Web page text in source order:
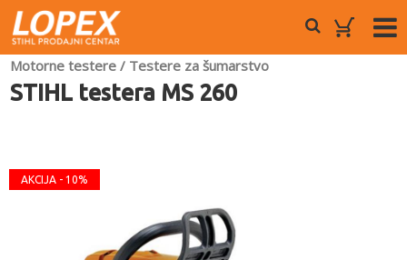
Motorne testere / Testere za šumarstvo
STIHL testera MS 260
AKCIJA - 10%